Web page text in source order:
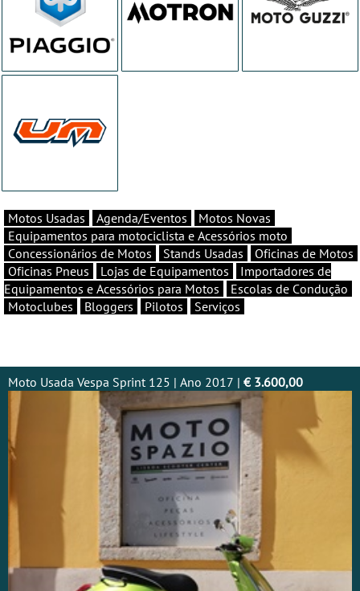
Motos Usadas Agenda/Eventos
Motos Novas
Equipamentos para motociclista e Acessórios moto
Concessionários de Motos
Stands Usadas
Oficinas de Motos
Oficinas Pneus
Lojas de Equipamentos
Importadores de
Equipamentos e Acessórios para Motos
Escolas de Condução
Motoclubes
Bloggers Pilotos Serviços
Moto Usada Vespa Sprint 125 | Ano 2017 | € 3.600,00